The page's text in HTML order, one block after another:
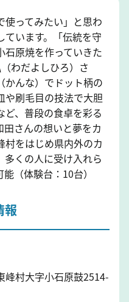
使ってみたい」と思わ
います。「伝統を守
石原焼を作っていきた
わだよしひろ）さ
かんな）でドット柄の
や刷毛目の技法で大胆
ど、普段の食卓を彩る
さんの想いと夢をカ
村をはじめ県内外のカ
多くの人に受け入れら
（体験台：10台）
報
村大字小石原鼓2514-